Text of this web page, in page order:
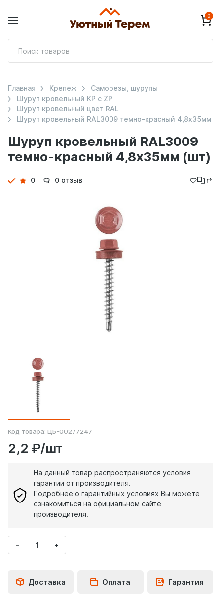
0
Шуруп кровельный RAL3009
темно-красный 4,8х35мм (шт)
Главная Крепеж
Саморезы, шурупы
Шуруп кровельный КР с ZP
Шуруп кровельный цвет RAL
Шуруп кровельный RAL3009 темно-красный 4,8х35мм
Детали
0 0 отзыв
Код товара: ЦБ-00277247
2,2 ₽/шт
На данный товар распространяются условия
гарантии от производителя.
Подробнее о гарантийных условиях Вы можете
ознакомиться на официальном сайте
производителя.
-
Укажите
количество
+
Доставка Оплата Гарантия